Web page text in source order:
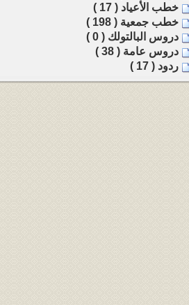
خطب الأعياد ( 17 )
خطب جمعية ( 198 )
دروس البالتولك ( 0 )
دروس عامة ( 38 )
ردود ( 17 )